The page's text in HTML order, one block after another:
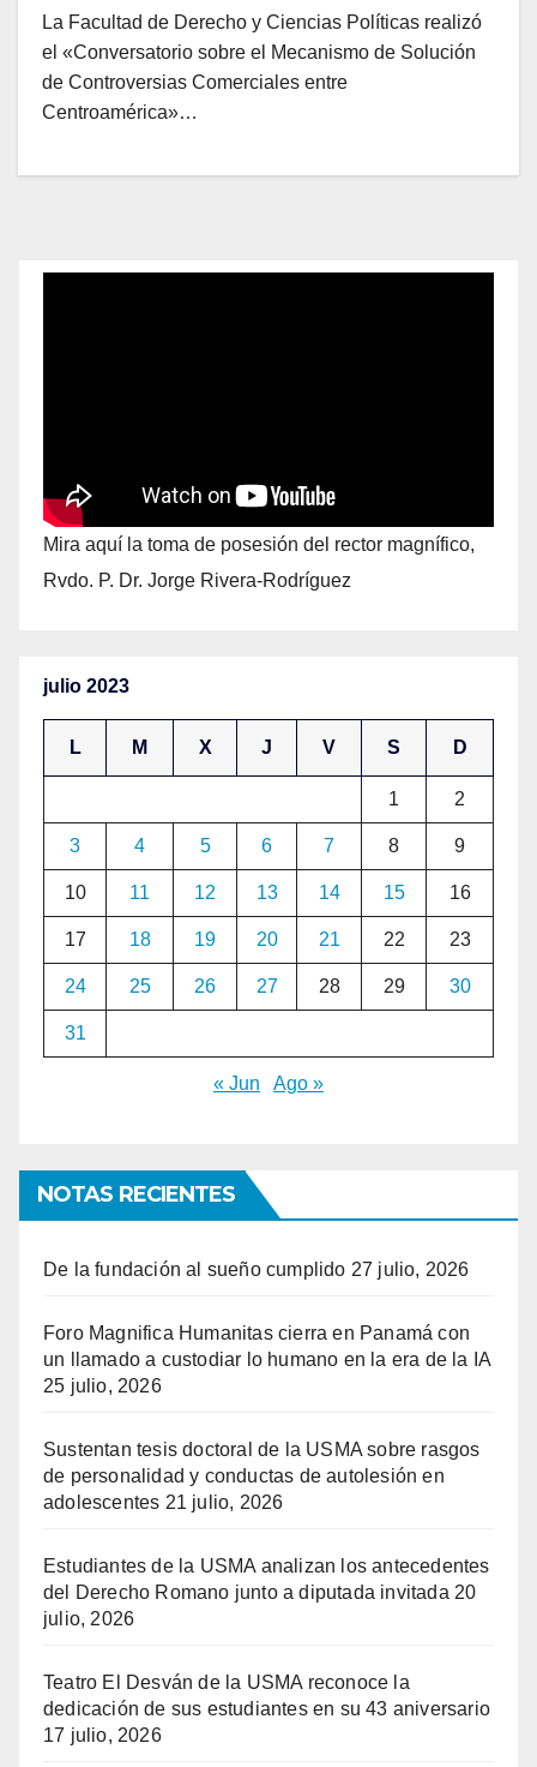
La Facultad de Derecho y Ciencias Políticas realizó
el «Conversatorio sobre el Mecanismo de Solución
de Controversias Comerciales entre
Centroamérica»…
Mira aquí la toma de posesión del rector magnífico,
Rvdo. P. Dr. Jorge Rivera-Rodríguez
julio 2023
L M X J V S D
1 2
3 4 5 6 7 8 9
10 11 12 13 14 15 16
17 18 19 20 21 22 23
24 25 26 27 28 29 30
31
« Jun Ago »
NOTAS RECIENTES
De la fundación al sueño cumplido 27 julio, 2026
Foro Magnifica Humanitas cierra en Panamá con
un llamado a custodiar lo humano en la era de la IA
25 julio, 2026
Sustentan tesis doctoral de la USMA sobre rasgos
de personalidad y conductas de autolesión en
adolescentes 21 julio, 2026
Estudiantes de la USMA analizan los antecedentes
del Derecho Romano junto a diputada invitada 20
julio, 2026
Teatro El Desván de la USMA reconoce la
dedicación de sus estudiantes en su 43 aniversario
17 julio, 2026